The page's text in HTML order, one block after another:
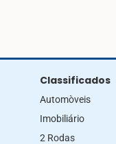
Classificados
Automòveis
Imobiliário
2 Rodas